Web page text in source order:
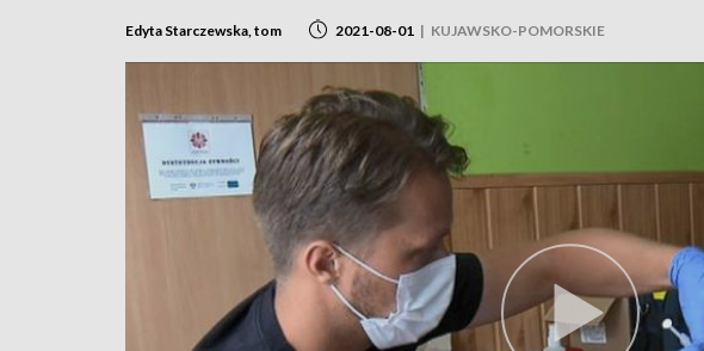
Edyta Starczewska, tom 2021-08-01 | KUJAWSKO-POMORSKIE